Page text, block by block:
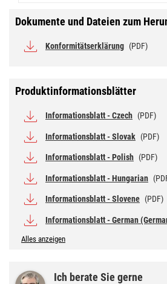
Dokumente und Dateien zum
Konformitätserklärung (PDF)
Produktinformationsblätter
Informationsblatt - Czech (PDF)
Informationsblatt - Slovak (PDF)
Informationsblatt - Polish (PDF)
Informationsblatt - Hungarian
Informationsblatt - Slovene (PDF)
Informationsblatt - German
Alles anzeigen
Ich berate Sie gerne